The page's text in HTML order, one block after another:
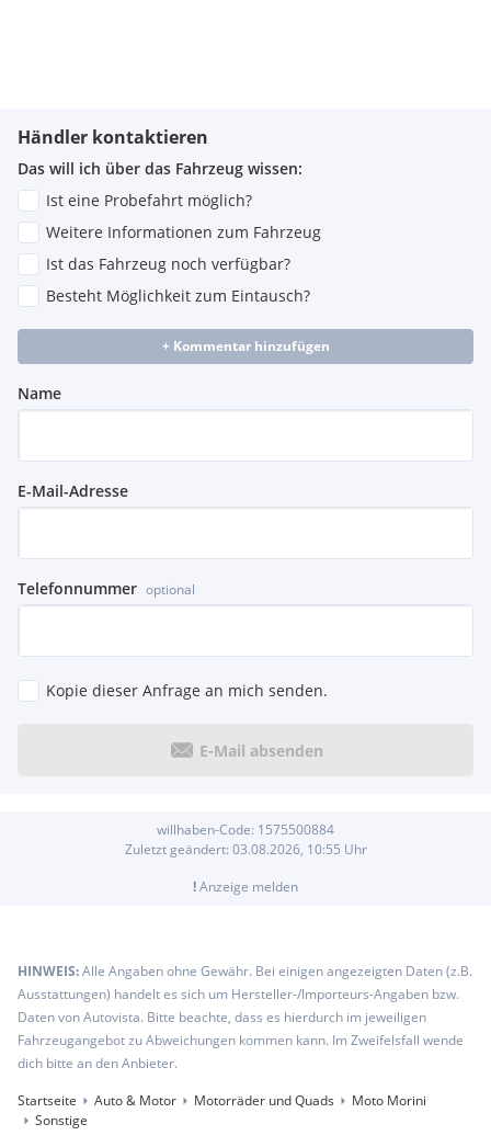
Händler kontaktieren
Das will ich über das Fahrzeug wissen:
Ist eine Probefahrt möglich?
Weitere Informationen zum Fahrzeug
Ist das Fahrzeug noch verfügbar?
Besteht Möglichkeit zum Eintausch?
+ Kommentar hinzufügen
Name
E-Mail-Adresse
Telefonnummer optional
Kopie dieser Anfrage an mich senden.
E-Mail absenden
willhaben-Code: 1575500884
Zuletzt geändert: 03.08.2026, 10:55 Uhr
!Anzeige melden
HINWEIS:Alle Angaben ohne Gewähr. Bei einigen angezeigten Daten (z.B.
Ausstattungen) handelt es sich um Hersteller-/Importeurs-Angaben bzw.
Daten von Autovista. Bitte beachte, dass es hierdurch im jeweiligen
Fahrzeugangebot zu Abweichungen kommen kann. Im Zweifelsfall wende
dich bitte an den Anbieter.
Startseite
Auto & Motor Motorräder und Quads
Moto Morini
Sonstige